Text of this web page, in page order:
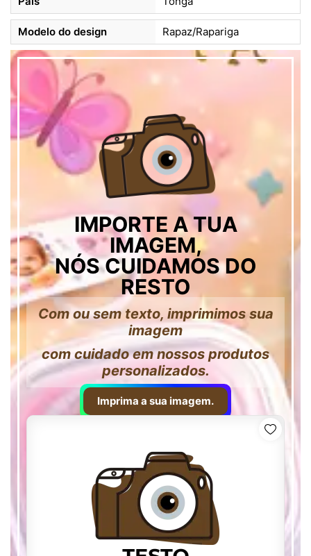
Modelo do design Rapaz/Rapariga
IMPORTE A TUA
IMAGEM,
NÓS CUIDAMOS DO
RESTO
Com ou sem texto, imprimimos sua
imagem
com cuidado em nossos produtos
personalizados.
Imprima a sua imagem.